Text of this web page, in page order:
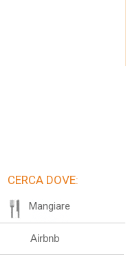
CERCA DOVE:
Mangiare
Airbnb